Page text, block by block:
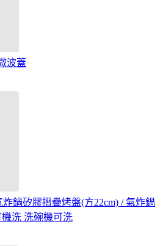
波蓋
炸鍋矽膠摺疊烤盤(方22cm) / 氣炸鍋
洗 洗碗機可洗